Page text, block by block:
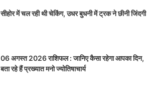
सीहोर में चल रही थी चेकिंग, उधर बुधनी में ट्रक ने छीनी जिंदगी
06 अगस्त 2026 राशिफल : जानिए कैसा रहेगा आपका दिन,
बता रहे हैं प्रख्यात मनो ज्योतिषाचार्य